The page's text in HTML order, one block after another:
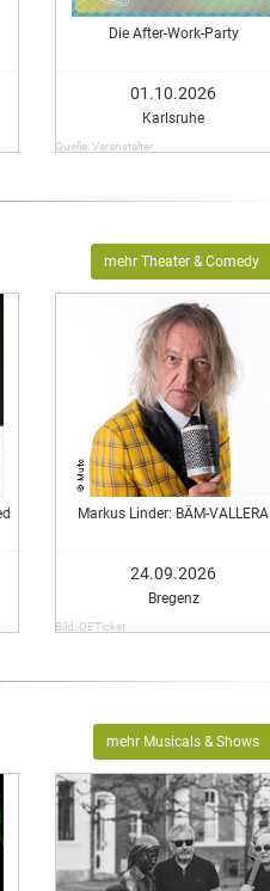
Die After-Work-Party
01.10.2026
Karlsruhe
Quelle: Veranstalter
mehr Theater & Comedy
Markus Linder: BÄM-VALLERA
24.09.2026
Bregenz
Bild: OETicket
mehr Musicals & Shows